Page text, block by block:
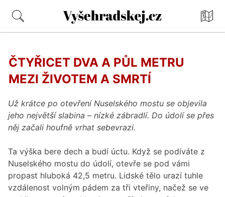
Vyšehradskej.cz
Mapa
ČTYŘICET DVA A PŮL METRU
MEZI ŽIVOTEM A SMRTÍ
Už krátce po otevření Nuselského mostu se objevila
jeho největší slabina – nízké zábradlí. Do údolí se přes
něj začali houfně vrhat sebevrazi.
Ta výška bere dech a budí úctu. Když se podíváte z
Nuselského mostu do údolí, otevře se pod vámi
propast hluboká 42,5 metru. Lidské tělo urazí tuhle
vzdálenost volným pádem za tři vteřiny, načež se ve